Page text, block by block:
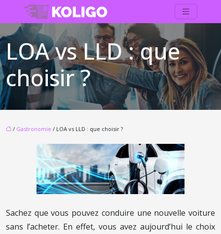
LOA vs LLD : que
choisir ?
/ Gastronomie / LOA vs LLD : que choisir ?
Sachez que vous pouvez conduire une nouvelle voiture
sans l’acheter. En effet, vous avez aujourd’hui le choix